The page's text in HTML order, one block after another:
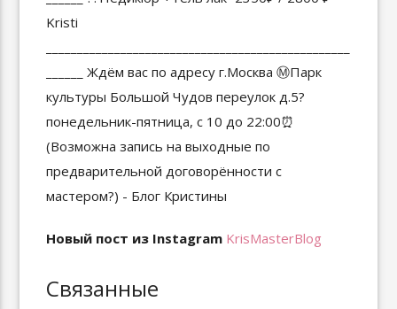
Новый пост из Instagram KrisMasterBlog
Связанные